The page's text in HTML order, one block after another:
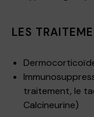
LES
traitement, le
Calcineurine)